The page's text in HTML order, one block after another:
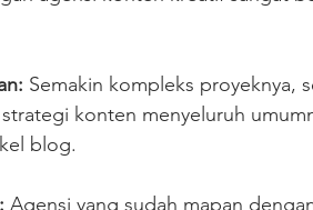
Semakin kompleks proyeknya,
konten menyeluruh
blog.
Agensi yang sudah mapan